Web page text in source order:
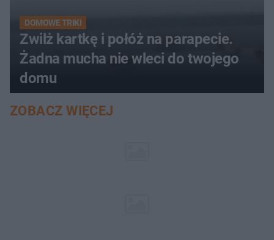
DOMOWE TRIKI
Zwilż kartkę i połóż na parapecie.
Żadna mucha nie wleci do twojego
domu
ZOBACZ WIĘCEJ